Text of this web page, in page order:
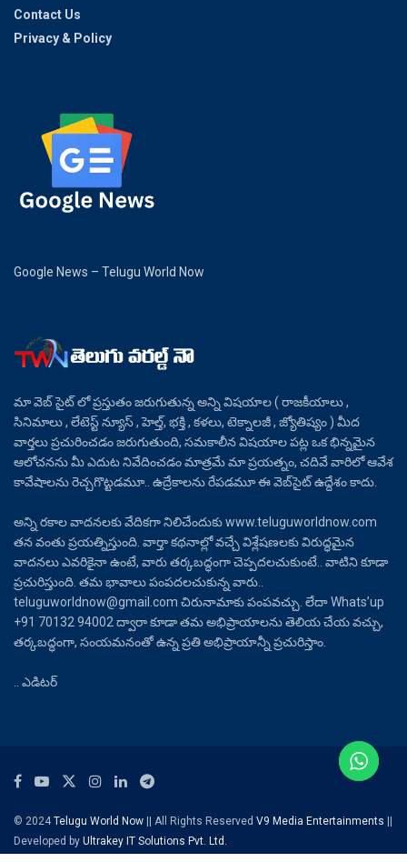
Contact Us
Privacy & Policy
Google News – Telugu World Now
మా వెబ్ సైట్ లో ప్రస్తుతం జరుగుతున్న అన్ని విషయాల ( రాజకీయాలు ,
సినిమాలు , లేటెస్ట్ న్యూస్ , హెల్త్, భక్తి , కళలు, టెక్నాలజీ , జ్యోతిష్యం ) మీద
వార్తలు ప్రచురించడం జరుగుతుంది, సమకాలీన విషయాల పట్ల ఒక భిన్నమైన
ఆలోచనను మీ ఎదుట నివేదించడం మాత్రమే మా ప్రయత్నం, చదివే వారిలో ఆవేశ
కావేషాలను రెచ్చగొట్టడమూ.. ఉద్రేకాలను రేపడమూ ఈ వెబ్‌సైట్ ఉద్దేశం కాదు.
అన్ని రకాల వాదనలకు వేదికగా నిలిచేందుకు www.teluguworldnow.com
తన వంతు ప్రయత్నిస్తుంది. వార్తా కథనాల్లో వచ్చే విశ్లేషణలకు విరుద్ధమైన
వాదనలు ఎవరికైనా ఉంటే, వారు తర్కబద్ధంగా చెప్పదలచుకుంటే.. వాటిని కూడా
ప్రచురిస్తుంది. తమ భావాలు పంపదలచుకున్న వారు..
teluguworldnow@gmail.com చిరునామాకు పంపవచ్చు. లేదా Whats’up
+91 70132 94002 ద్వారా కూడా తమ అభిప్రాయాలను తెలియ చేయ వచ్చు,
తర్కబద్ధంగా, సంయమనంతో ఉన్న ప్రతి అభిప్రాయాన్నీ ప్రచురిస్తాం.
.. ఎడిటర్
© 2024Telugu World Now || All Rights Reserved V9 Media Entertainments ||
Developed by Ultrakey IT Solutions Pvt. Ltd.